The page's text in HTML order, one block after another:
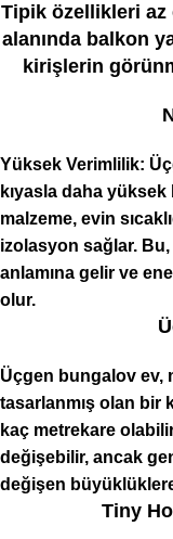
Tipik özellikleri az
alanında balkon
kirişlerin
Yüksek Verimlilik:
kıyasla daha
malzeme, evin
izolasyon sağlar.
anlamına gelir ve
olur.
Üçgen bungalov ev,
tasarlanmış olan bir
kaç metrekare
değişebilir, ancak
değişen
Tiny